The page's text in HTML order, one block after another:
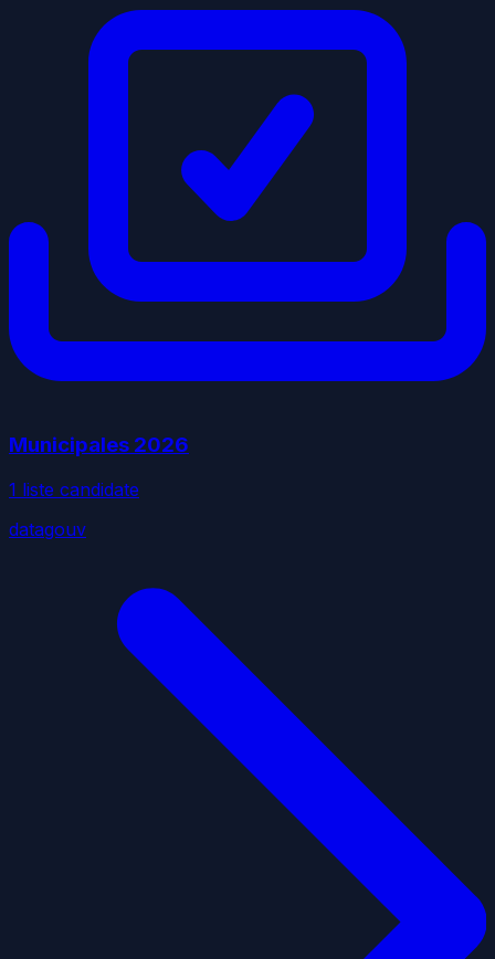
Municipales 2026
1 liste candidate
datagouv